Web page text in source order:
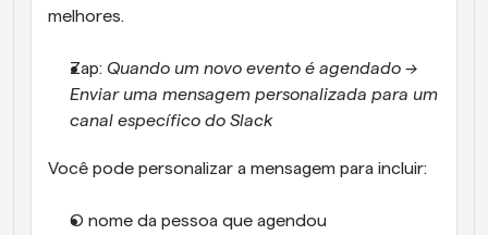
melhores.
Zap: Quando um novo evento é agendado →
Enviar uma mensagem personalizada para um
canal específico do Slack
Você pode personalizar a mensagem para incluir:
O nome da pessoa que agendou